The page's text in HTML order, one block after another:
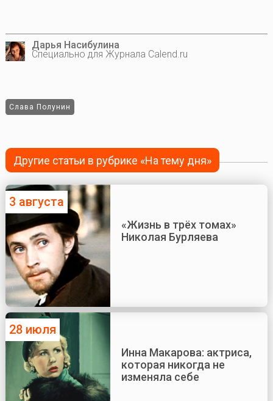
Дарья Насибулина
Специально для Журнала Calend.ru
Слава Полунин
Другие статьи в рубрике «На тему дня»
3 августа
«Жизнь в трёх томах»
Николая Бурляева
28 июля
Инна Макарова: актриса,
которая никогда не
изменяла себе